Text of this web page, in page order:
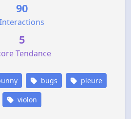
90
Interactions
5
Tendance
bugs pleure
violon